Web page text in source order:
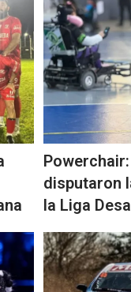
disputaron
la Liga